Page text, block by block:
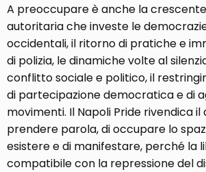
A preoccupare è anche la
autoritaria che investe le
occidentali, il ritorno di pratiche e
di polizia, le dinamiche volte al
conflitto sociale e politico, il
di partecipazione democratica e di
movimenti. Il Napoli Pride rivendica il
prendere parola, di occupare lo
esistere e di manifestare, perché la
compatibile con la repressione del